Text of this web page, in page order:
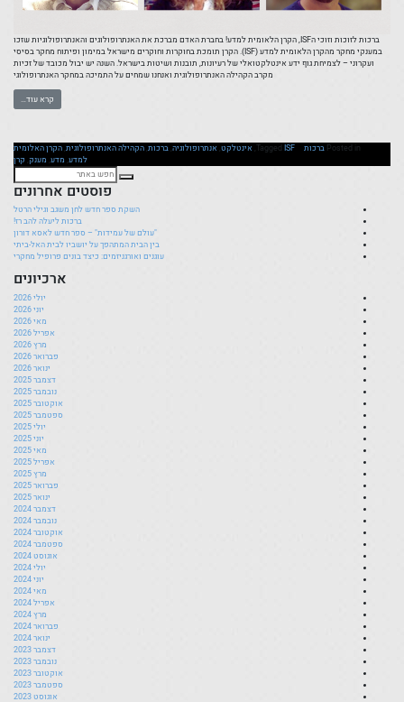
ברכות לזוכות וזוכי הISF, הקרן הלאומית למדע! בחברת האדם מברכת את האנתרופולוגים והאנתרופולוגיות שזכו
במענקי מחקר מהקרן הלאומית למדע (ISF). הקרן תומכת בחוקרות וחוקרים מישראל במימון ופיתוח מחקר בסיסי
ועקרוני – לצמיחת גוף ידע אינטלקטואלי של רעיונות, תובנות ושיטות בישראל. השנה יש יבול מכובד של זכיות
מקרב הקהילה האנתרופולוגית ואנחנו שמחים על התמיכה במחקר האנתרופולוגי
קרא עוד…
Posted in ברכות Tagged ISF אינטלקט אנתרופולוגיה ברכות הקהילה האנתרופולוגית הקרן האלומית
למדע מדע מענק קרן
פוסטים אחרונים
השקת ספר חדש לחן משגב וגילי הרטל
ברכות ליעלה להב רז!
"עולם של עמידות" – ספר חדש לאסא דורון
בין הבית המתהפך על יושביו לבית האל-ביתי
עוגנים ואורגניזמים: כיצד בונים פרופיל מחקרי
ארכיונים
יולי 2026
יוני 2026
מאי 2026
אפריל 2026
מרץ 2026
פברואר 2026
ינואר 2026
דצמבר 2025
נובמבר 2025
אוקטובר 2025
ספטמבר 2025
יולי 2025
יוני 2025
מאי 2025
אפריל 2025
מרץ 2025
פברואר 2025
ינואר 2025
דצמבר 2024
נובמבר 2024
אוקטובר 2024
ספטמבר 2024
אוגוסט 2024
יולי 2024
יוני 2024
מאי 2024
אפריל 2024
מרץ 2024
פברואר 2024
ינואר 2024
דצמבר 2023
נובמבר 2023
אוקטובר 2023
ספטמבר 2023
אוגוסט 2023